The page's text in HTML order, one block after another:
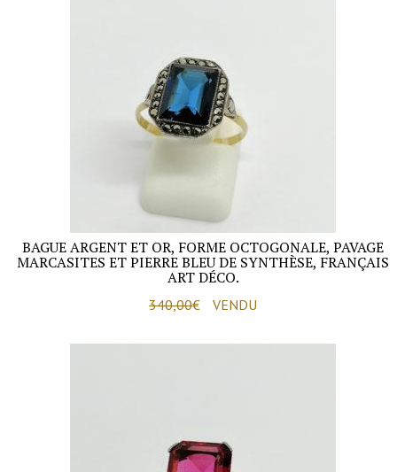
BAGUE ARGENT ET OR, FORME OCTOGONALE, PAVAGE
MARCASITES ET PIERRE BLEU DE SYNTHÈSE, FRANÇAIS
ART DÉCO.
340,00€ VENDU